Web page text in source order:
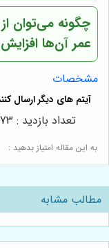
چگونه می‌توان
عمر آن‌ها افزایش
مشخصات
به این مقاله امتیاز بدهید :
تعداد بازدید : 873
مطالب مشابه